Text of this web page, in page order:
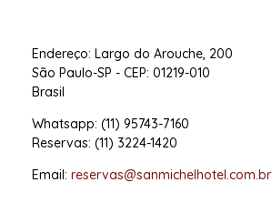
Endereço: Largo do Arouche, 200
São Paulo-SP - CEP: 01219-010
Brasil
Whatsapp: (11) 95743-7160
Reservas: (11) 3224-1420
Email: reservas@sanmichelhotel.com.br